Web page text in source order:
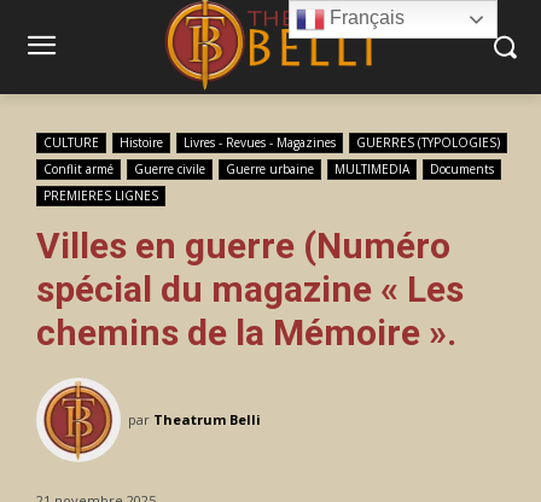
CULTURE Histoire Livres - Revues - Magazines
GUERRES (TYPOLOGIES)
Conflit armé
Guerre civile Guerre urbaine MULTIMEDIA
Documents
PREMIERES LIGNES
Villes en guerre (Numéro
spécial du magazine « Les
chemins de la Mémoire ».
par Theatrum Belli
Français